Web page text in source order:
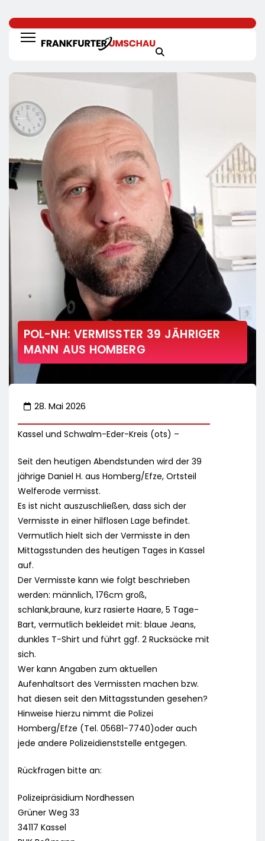
POL-NH: VERMISSTER 39 JÄHRIGER
MANN AUS HOMBERG
28. Mai 2026
Kassel und Schwalm-Eder-Kreis (ots) –
Seit den heutigen Abendstunden wird der 39
jährige Daniel H. aus Homberg/Efze, Ortsteil
Welferode vermisst.
Es ist nicht auszuschließen, dass sich der
Vermisste in einer hilflosen Lage befindet.
Vermutlich hielt sich der Vermisste in den
Mittagsstunden des heutigen Tages in Kassel
auf.
Der Vermisste kann wie folgt beschrieben
werden: männlich, 176cm groß,
schlank,braune, kurz rasierte Haare, 5 Tage-
Bart, vermutlich bekleidet mit: blaue Jeans,
dunkles T-Shirt und führt ggf. 2 Rucksäcke mit
sich.
Wer kann Angaben zum aktuellen
Aufenhaltsort des Vermissten machen bzw.
hat diesen seit den Mittagsstunden gesehen?
Hinweise hierzu nimmt die Polizei
Homberg/Efze (Tel. 05681-7740)oder auch
jede andere Polizeidienststelle entgegen.
Rückfragen bitte an:
Polizeipräsidium Nordhessen
Grüner Weg 33
34117 Kassel